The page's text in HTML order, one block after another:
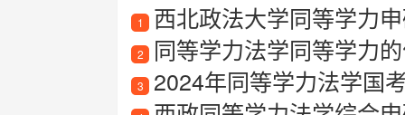
1 西北政法大学同等学力
2 同等学力法学同等学力
3 2024年同等学力法学国考全